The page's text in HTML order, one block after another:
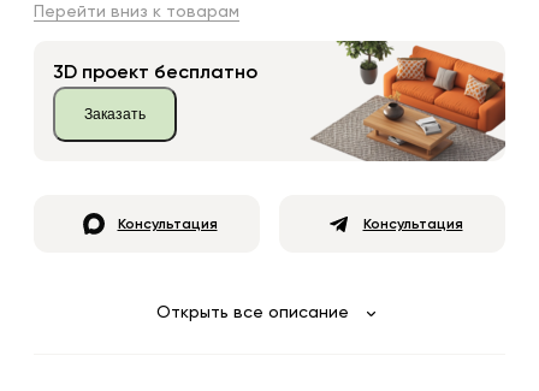
Перейти вниз к товарам
3D проект бесплатно
Заказать
Консультация Консультация
Открыть все описание